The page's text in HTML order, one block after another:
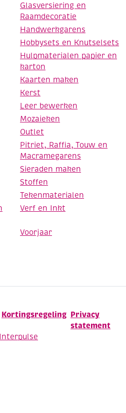
Glasversiering en
Raamdecoratie
Handwerkgarens
Hobbysets en Knutselsets
Hulpmaterialen papier en
karton
Kaarten maken
Kerst
Leer bewerken
Mozaieken
Outlet
Pitriet, Raffia, Touw en
Macramegarens
Sieraden maken
Stoffen
Tekenmaterialen
Verf en Inkt
Voorjaar
Kortingsregeling Privacy
statement
Interpulse